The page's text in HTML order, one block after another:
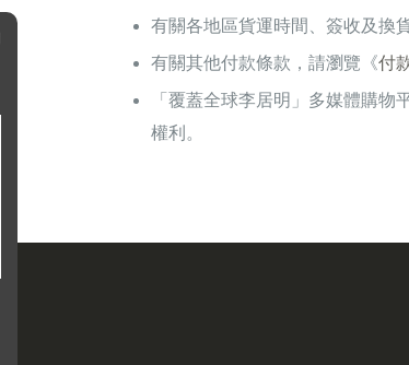
有關各地區貨運時間、簽收及換
有關其他付款條款，請瀏覽《付
「覆蓋全球李居明」多媒體購
權利。